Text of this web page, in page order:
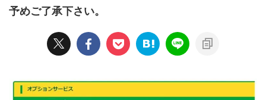
予めご了承下さい。